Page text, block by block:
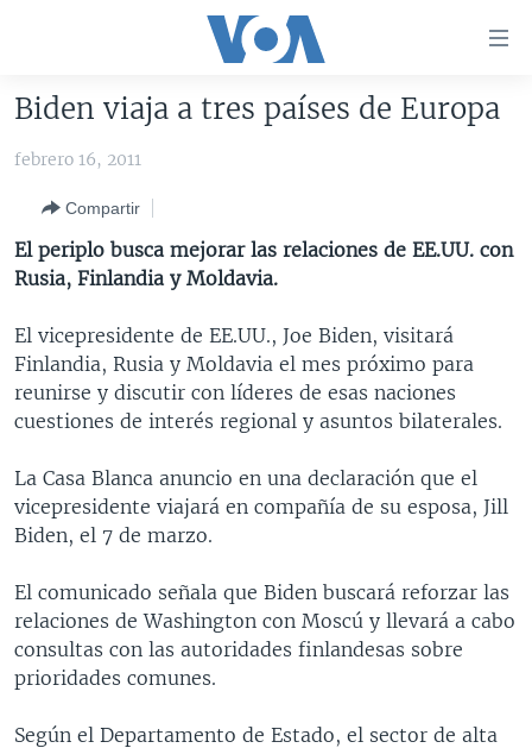
accesibilidad
al
principal
Salte
principal
Salte
búsqueda
AMÉRICA DEL NORTE
EEUU
MÉXICO
HAITÍ
ELECCIONES EEUU 2024
ELECCIONES EEUU
VOTO DIVIDIDO
VOA VERIFICA
VOA VERIFICA UCRANIA/RUSIA
VOA VERIFICA INMIGRACIÓN
VOA VERIFICA AMÉRICA LATINA
AMÉRICA LATINA
ARGENTINA
BOLIVIA
COLOMBIA
CHILE
PERÚ
ECUADOR
VENEZUELA
BRASIL
CHINA EN AMÉRICA LATINA
CENTROAMÉRICA
COSTA RICA
EL SALVADOR
GUATEMALA
HONDURAS
NICARAGUA
OTRAS SECCIONES
INMIGRACIÓN
LIBERTAD DE PRENSA
MUNDO
ECONOMÍA
ENTRETENIMIENTO Y CULTURA
TECNOLOGÍA
DEPORTES
CIENCIA Y SALUD
ESPECIALES DE LA VOA
LIBERTAD DE PRENSA
UCRANIA
MULTIMEDIA
VIDEOS
FOTOGRAFÍA
AUDIOS
PROGRAMAS TV
EL MUNDO AL DÍA
FORO INTERAMERICANO
VISIÓN 360
AVANCE INFORMATIVO
AUDIONOTICIAS
DIRECT
DOCUMENTALES DE LA VOA
Biden viaja a tres países de Europa
febrero 16, 2011
Compartir
El periplo busca mejorar las relaciones de EE.UU. con
Rusia, Finlandia y Moldavia.
El vicepresidente de EE.UU., Joe Biden, visitará
Finlandia, Rusia y Moldavia el mes próximo para
reunirse y discutir con líderes de esas naciones
cuestiones de interés regional y asuntos bilaterales.
La Casa Blanca anuncio en una declaración que el
vicepresidente viajará en compañía de su esposa, Jill
Biden, el 7 de marzo.
El comunicado señala que Biden buscará reforzar las
relaciones de Washington con Moscú y llevará a cabo
consultas con las autoridades finlandesas sobre
prioridades comunes.
Según el Departamento de Estado, el sector de alta